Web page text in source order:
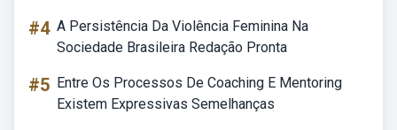
#4 A Persistência Da Violência Feminina Na
Sociedade Brasileira Redação Pronta
#5 Entre Os Processos De Coaching E Mentoring
Existem Expressivas Semelhanças